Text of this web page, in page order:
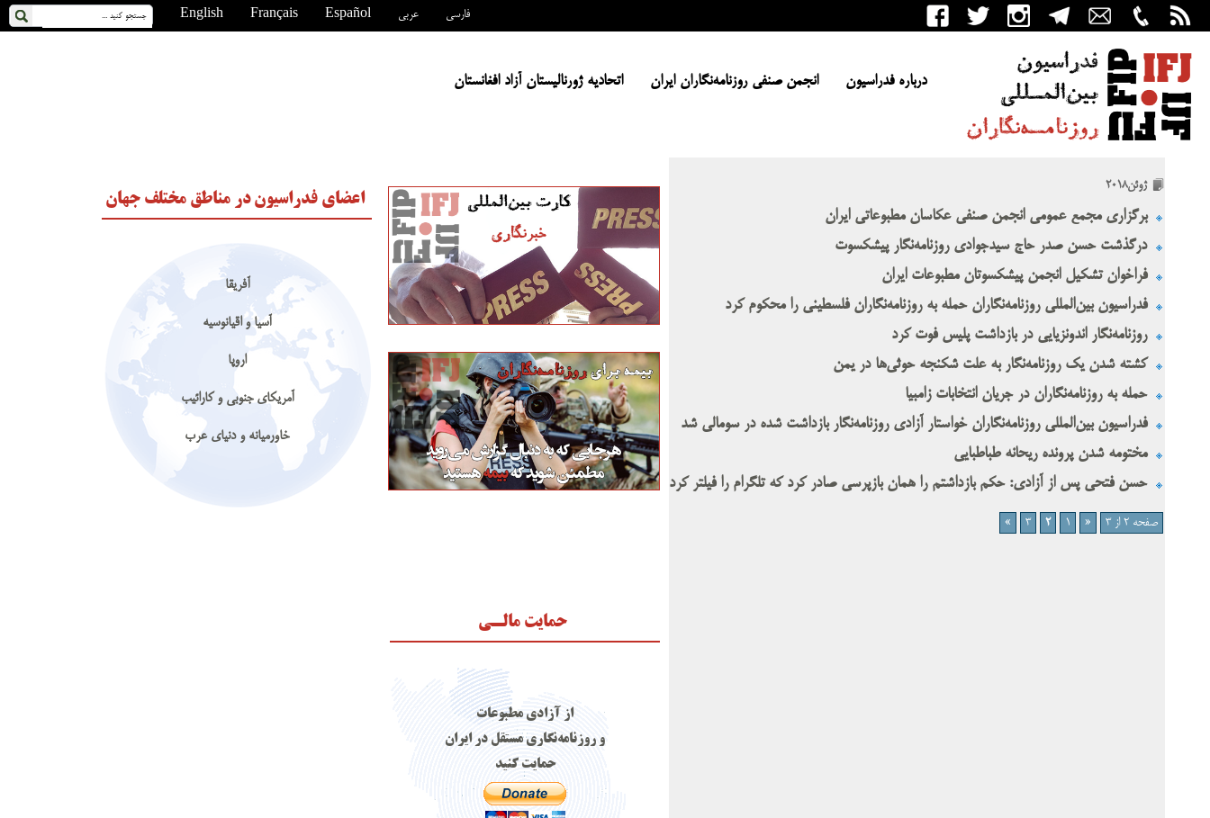
English Français Español عربی فارسی
درباره فدراسیون انجمن صنفی روزنامه‌نگاران ایران اتحادیه ژورنالیستان آزاد افغانستان
ژوئن2018
برگزاری مجمع عمومی انجمن صنفی عکاسان مطبوعاتی ایران
درگذشت حسن صدر حاج‌ سیدجوادی روزنامه‌نگار پیشکسوت
فراخوان تشکیل انجمن پیشکسوتان مطبوعات ایران
فدراسیون بین‌المللی روزنامه‌نگاران حمله به روزنامه‌نگاران فلسطینی را محکوم کرد
روزنامه‌نگار اندونزیایی در بازداشت پلیس فوت کرد
کشته شدن یک روزنامه‌نگار به علت شکنجه حوثی‌ها در یمن
حمله به روزنامه‌نگاران در جریان انتخابات زامبیا
فدراسیون بین‌المللی روزنامه‌نگاران خواستار آزادی روزنامه‌نگار بازداشت شده در سومالی شد
مختومه شدن پرونده ریحانه طباطبایی
حسن فتحی پس از آزادی: حکم بازداشتم را همان بازپرسی صادر کرد که تلگرام را فیلتر کرد
صفحه 2 از 3 «
1
2
3
»
اعضای فدراسیون در مناطق مختلف جهان
آفریقا
آسیا و اقیانوسیه
اروپا
آمریکای جنوبی و کارائیب
خاورمیانه و دنیای عرب
حمایت مالـی
از آزادی مطبوعات
و روزنامه‌نگاری مستقل در ایران
حمایت کنید